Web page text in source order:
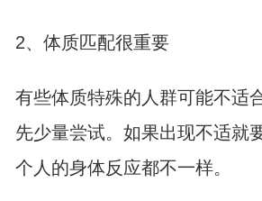
2、体质匹配很重要
有些体质特殊的人群可能不适
先少量尝试。如果出现不适就
个人的身体反应都不一样。